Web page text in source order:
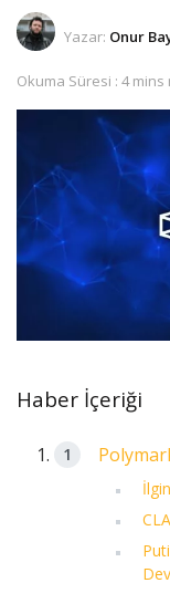
Yazar: Onur
Okuma Süresi : 4 mins
Haber İçeriği